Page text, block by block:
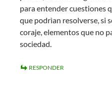
para entender cuestiones
que podrìan resolverse, si
coraje, elementos que no
sociedad.
RESPONDER